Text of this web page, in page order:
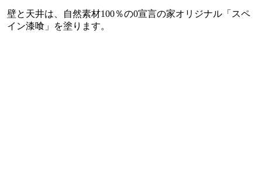
壁と天井は、自然素材100％の0宣言の家オリジナル「スペ
イン漆喰」を塗ります。